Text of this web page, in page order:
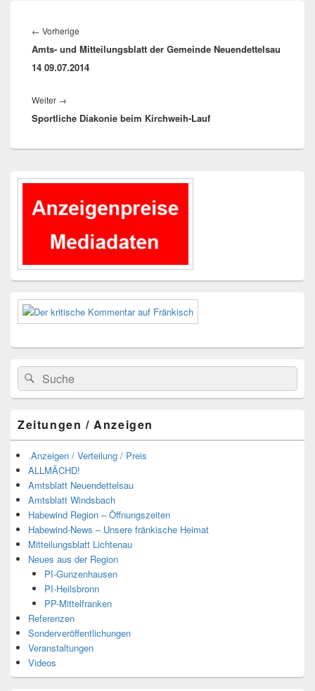
← Vorherige
Beitrag:
Amts- und Mitteilungsblatt der Gemeinde Neuendettelsau
14 09.07.2014
Weiter →
Beitrag:
Sportliche Diakonie beim Kirchweih-Lauf
Primärer
Widgetbereich
Suchen
nach:
Suchen
Zeitungen / Anzeigen
.Anzeigen / Verteilung / Preis
ALLMÄCHD!
Amtsblatt Neuendettelsau
Amtsblatt Windsbach
Habewind Region – Öffnungszeiten
Habewind-News – Unsere fränkische Heimat
Mitteilungsblatt Lichtenau
Neues aus der Region
PI-Gunzenhausen
PI-Heilsbronn
PP-Mittelfranken
Referenzen
Sonderveröffentlichungen
Veranstaltungen
Videos